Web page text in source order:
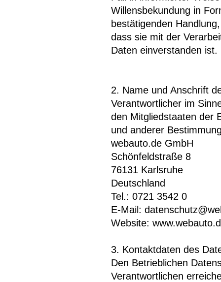
Willensbekundung in
bestätigenden
dass sie mit der
Daten einverstanden ist.
2. Name und Anschrift
Verantwortlicher im
den Mitgliedstaaten der
und anderer
webauto.de GmbH
Schönfeldstraße 8
76131 Karlsruhe
Deutschland
Tel.: 0721 3542 0
E-Mail:
Website:
3. Kontaktdaten des
Den Betrieblichen
Verantwortlichen